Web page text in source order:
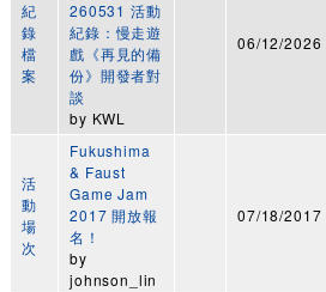
紀
錄
檔
案
260531 活動
紀錄：慢走遊
戲《再見的備
份》開發者對
談
by KWL
06/12/2026
活
動
場
次
Fukushima
& Faust
Game Jam
2017 開放報
名！
by
johnson_lin
07/18/2017